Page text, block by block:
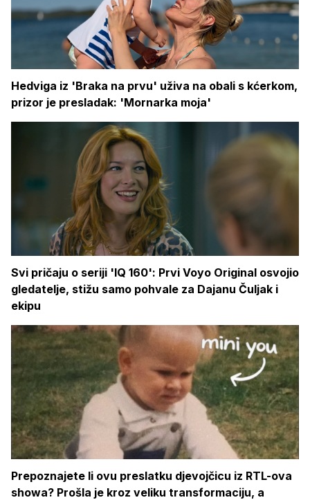
Hedviga iz 'Braka na prvu' uživa na obali s kćerkom,
prizor je presladak: 'Mornarka moja'
Svi pričaju o seriji 'IQ 160': Prvi Voyo Original osvojio
gledatelje, stižu samo pohvale za Dajanu Čuljak i
ekipu
Prepoznajete li ovu preslatku djevojčicu iz RTL-ova
showa? Prošla je kroz veliku transformaciju, a